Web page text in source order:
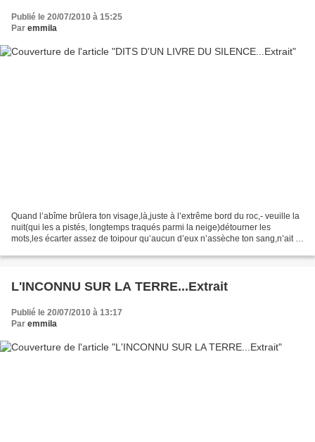
Publié le 20/07/2010 à 15:25
Par emmila
Quand l’abîme brûlera ton visage,là,juste à l’extrême bord du roc,- veuille la
nuit(qui les a pistés, longtemps traqués parmi la neige)détourner les
mots,les écarter assez de toipour qu’aucun d’eux n’assèche ton sang,n’ait le
L'INCONNU SUR LA TERRE...Extrait
Publié le 20/07/2010 à 13:17
Par emmila